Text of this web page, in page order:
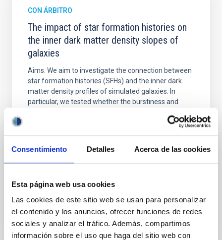
Consentimiento Detalles Acerca de las cookies
Esta página web usa cookies
Las cookies de este sitio web se usan para personalizar
el contenido y los anuncios, ofrecer funciones de redes
sociales y analizar el tráfico. Además, compartimos
información sobre el uso que haga del sitio web con
CON ÁRBITRO
The impact of star formation histories on
the inner dark matter density slopes of
galaxies
Aims. We aim to investigate the connection between
star formation histories (SFHs) and the inner dark
matter density profiles of simulated galaxies. In
particular, we tested whether the burstiness and
formation of cored versus cuspy dark matter profiles.
Sarrato-Alós, J. et al.
BIBCODE 2026A&A...710A..95S
NÚMERO DE CITAS 1